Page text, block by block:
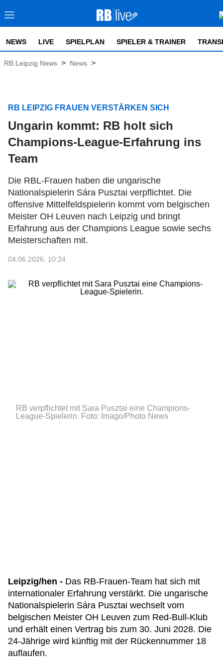
NEWS LIVE SPIELPLAN SPIELER & TRAINER
RB Leipzig News > News >
RB LEIPZIG FRAUEN VERSTÄRKEN SICH
Ungarin kommt: RB holt sich
Champions-League-Erfahrung ins
Team
Die RBL-Frauen haben die ungarische
Nationalspielerin Sára Pusztai verpflichtet. Die
offensive Mittelfeldspielerin kommt vom belgischen
Meister OH Leuven nach Leipzig und bringt
Erfahrung aus der Champions League sowie sechs
Meisterschaften mit.
04.06.2026, 10:24
RB verpflichtet mit Sara Pusztai eine Champions-
League-Spielerin. Foto: Imago/Photo News
Leipzig/hen - Das RB-Frauen-Team hat sich mit
internationaler Erfahrung verstärkt. Die ungarische
Nationalspielerin Sára Pusztai wechselt vom
belgischen Meister OH Leuven zum Red-Bull-Klub
und erhält einen Vertrag bis zum 30. Juni 2028. Die
24-Jährige wird künftig mit der Rückennummer 18
auflaufen.